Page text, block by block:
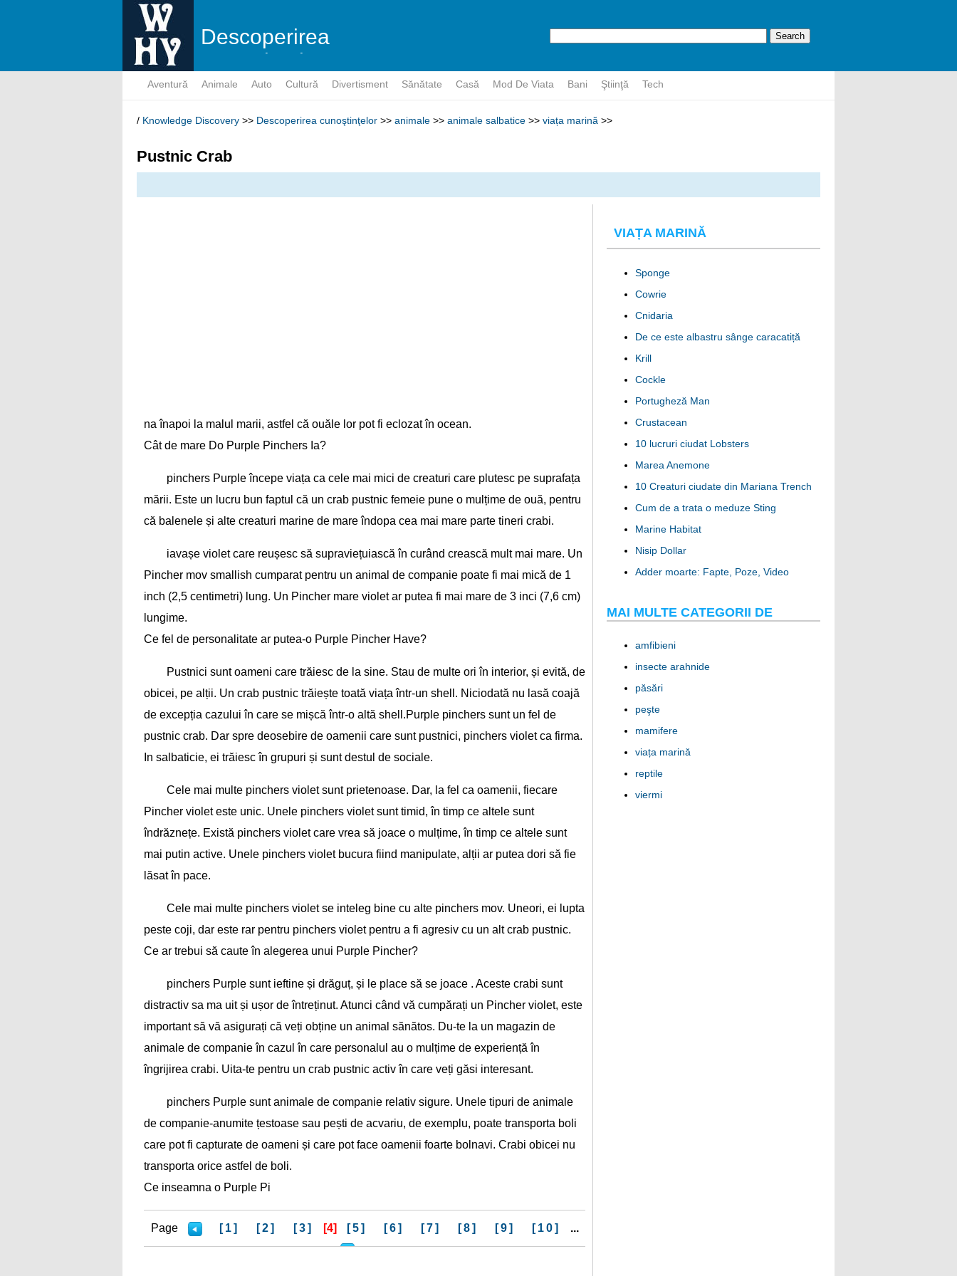
Descoperirea
cunoştinţelor
Aventură Animale Auto Cultură Divertisment Sănătate Casă Mod De Viata Bani Ştiinţă Tech
/ Knowledge Discovery >> Descoperirea cunoştinţelor >> animale >> animale salbatice >> viața marină >>
Pustnic Crab
na înapoi la malul marii, astfel că ouăle lor pot fi eclozat în ocean.
Cât de mare Do Purple Pinchers Ia?
pinchers Purple începe viața ca cele mai mici de creaturi care plutesc pe suprafața
mării. Este un lucru bun faptul că un crab pustnic femeie pune o mulțime de ouă, pentru
că balenele și alte creaturi marine de mare îndopa cea mai mare parte tineri crabi.
iavașe violet care reușesc să supraviețuiască în curând crească mult mai mare. Un
Pincher mov smallish cumparat pentru un animal de companie poate fi mai mică de 1
inch (2,5 centimetri) lung. Un Pincher mare violet ar putea fi mai mare de 3 inci (7,6 cm)
lungime.
Ce fel de personalitate ar putea-o Purple Pincher Have?
Pustnici sunt oameni care trăiesc de la sine. Stau de multe ori în interior, și evită, de
obicei, pe alții. Un crab pustnic trăiește toată viața într-un shell. Niciodată nu lasă coajă
de excepția cazului în care se mișcă într-o altă shell.Purple pinchers sunt un fel de
pustnic crab. Dar spre deosebire de oamenii care sunt pustnici, pinchers violet ca firma.
In salbaticie, ei trăiesc în grupuri și sunt destul de sociale.
Cele mai multe pinchers violet sunt prietenoase. Dar, la fel ca oamenii, fiecare
Pincher violet este unic. Unele pinchers violet sunt timid, în timp ce altele sunt
îndrăznețe. Există pinchers violet care vrea să joace o mulțime, în timp ce altele sunt
mai putin active. Unele pinchers violet bucura fiind manipulate, alții ar putea dori să fie
lăsat în pace.
Cele mai multe pinchers violet se inteleg bine cu alte pinchers mov. Uneori, ei lupta
peste coji, dar este rar pentru pinchers violet pentru a fi agresiv cu un alt crab pustnic.
Ce ar trebui să caute în alegerea unui Purple Pincher?
pinchers Purple sunt ieftine și drăguț, și le place să se joace . Aceste crabi sunt
distractiv sa ma uit și ușor de întreținut. Atunci când vă cumpărați un Pincher violet, este
important să vă asigurați că veți obține un animal sănătos. Du-te la un magazin de
animale de companie în cazul în care personalul au o mulțime de experiență în
îngrijirea crabi. Uita-te pentru un crab pustnic activ în care veți găsi interesant.
pinchers Purple sunt animale de companie relativ sigure. Unele tipuri de animale
de companie-anumite țestoase sau pești de acvariu, de exemplu, poate transporta boli
care pot fi capturate de oameni și care pot face oamenii foarte bolnavi. Crabi obicei nu
transporta orice astfel de boli.
Ce inseamna o Purple Pi
Page [1] [2] [3] [4] [5] [6] [7] [8] [9] [10]
...
>>
VIAȚA MARINĂ
Sponge
Cowrie
Cnidaria
De ce este albastru sânge caracatiță
Krill
Cockle
Portugheză Man
Crustacean
10 lucruri ciudat Lobsters
Marea Anemone
10 Creaturi ciudate din Mariana Trench
Cum de a trata o meduze Sting
Marine Habitat
Nisip Dollar
Adder moarte: Fapte, Poze, Video
MAI MULTE CATEGORII DE
amfibieni
insecte arahnide
păsări
peşte
mamifere
viața marină
reptile
viermi